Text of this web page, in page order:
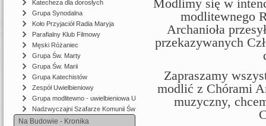
Katecheza dla dorosłych
Grupa Synodalna
Koło Przyjaciół Radia Maryja
Parafialny Klub Filmowy
Męski Różaniec
Grupa Św. Marty
Grupa Św. Marii
Grupa Katechistów
Zespół Uwielbieniowy
Grupa modlitewno - uwielbieniowa UFNI W PANU
Nadzwyczajni Szafarze Komunii Świętej
Na Budowie - Kronika
Modlimy się w
modlitewnego
Archanioła
przekazywanych
Zapraszamy
modlić z Chórami
muzyczny,